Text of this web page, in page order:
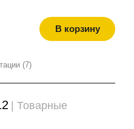
В корзину
(7)
| Товарные